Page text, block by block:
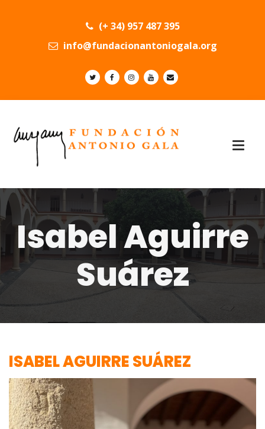
(+ 34) 957 487 395
info@fundacionantoniogala.org
Isabel Aguirre
Suárez
ISABEL AGUIRRE SUÁREZ